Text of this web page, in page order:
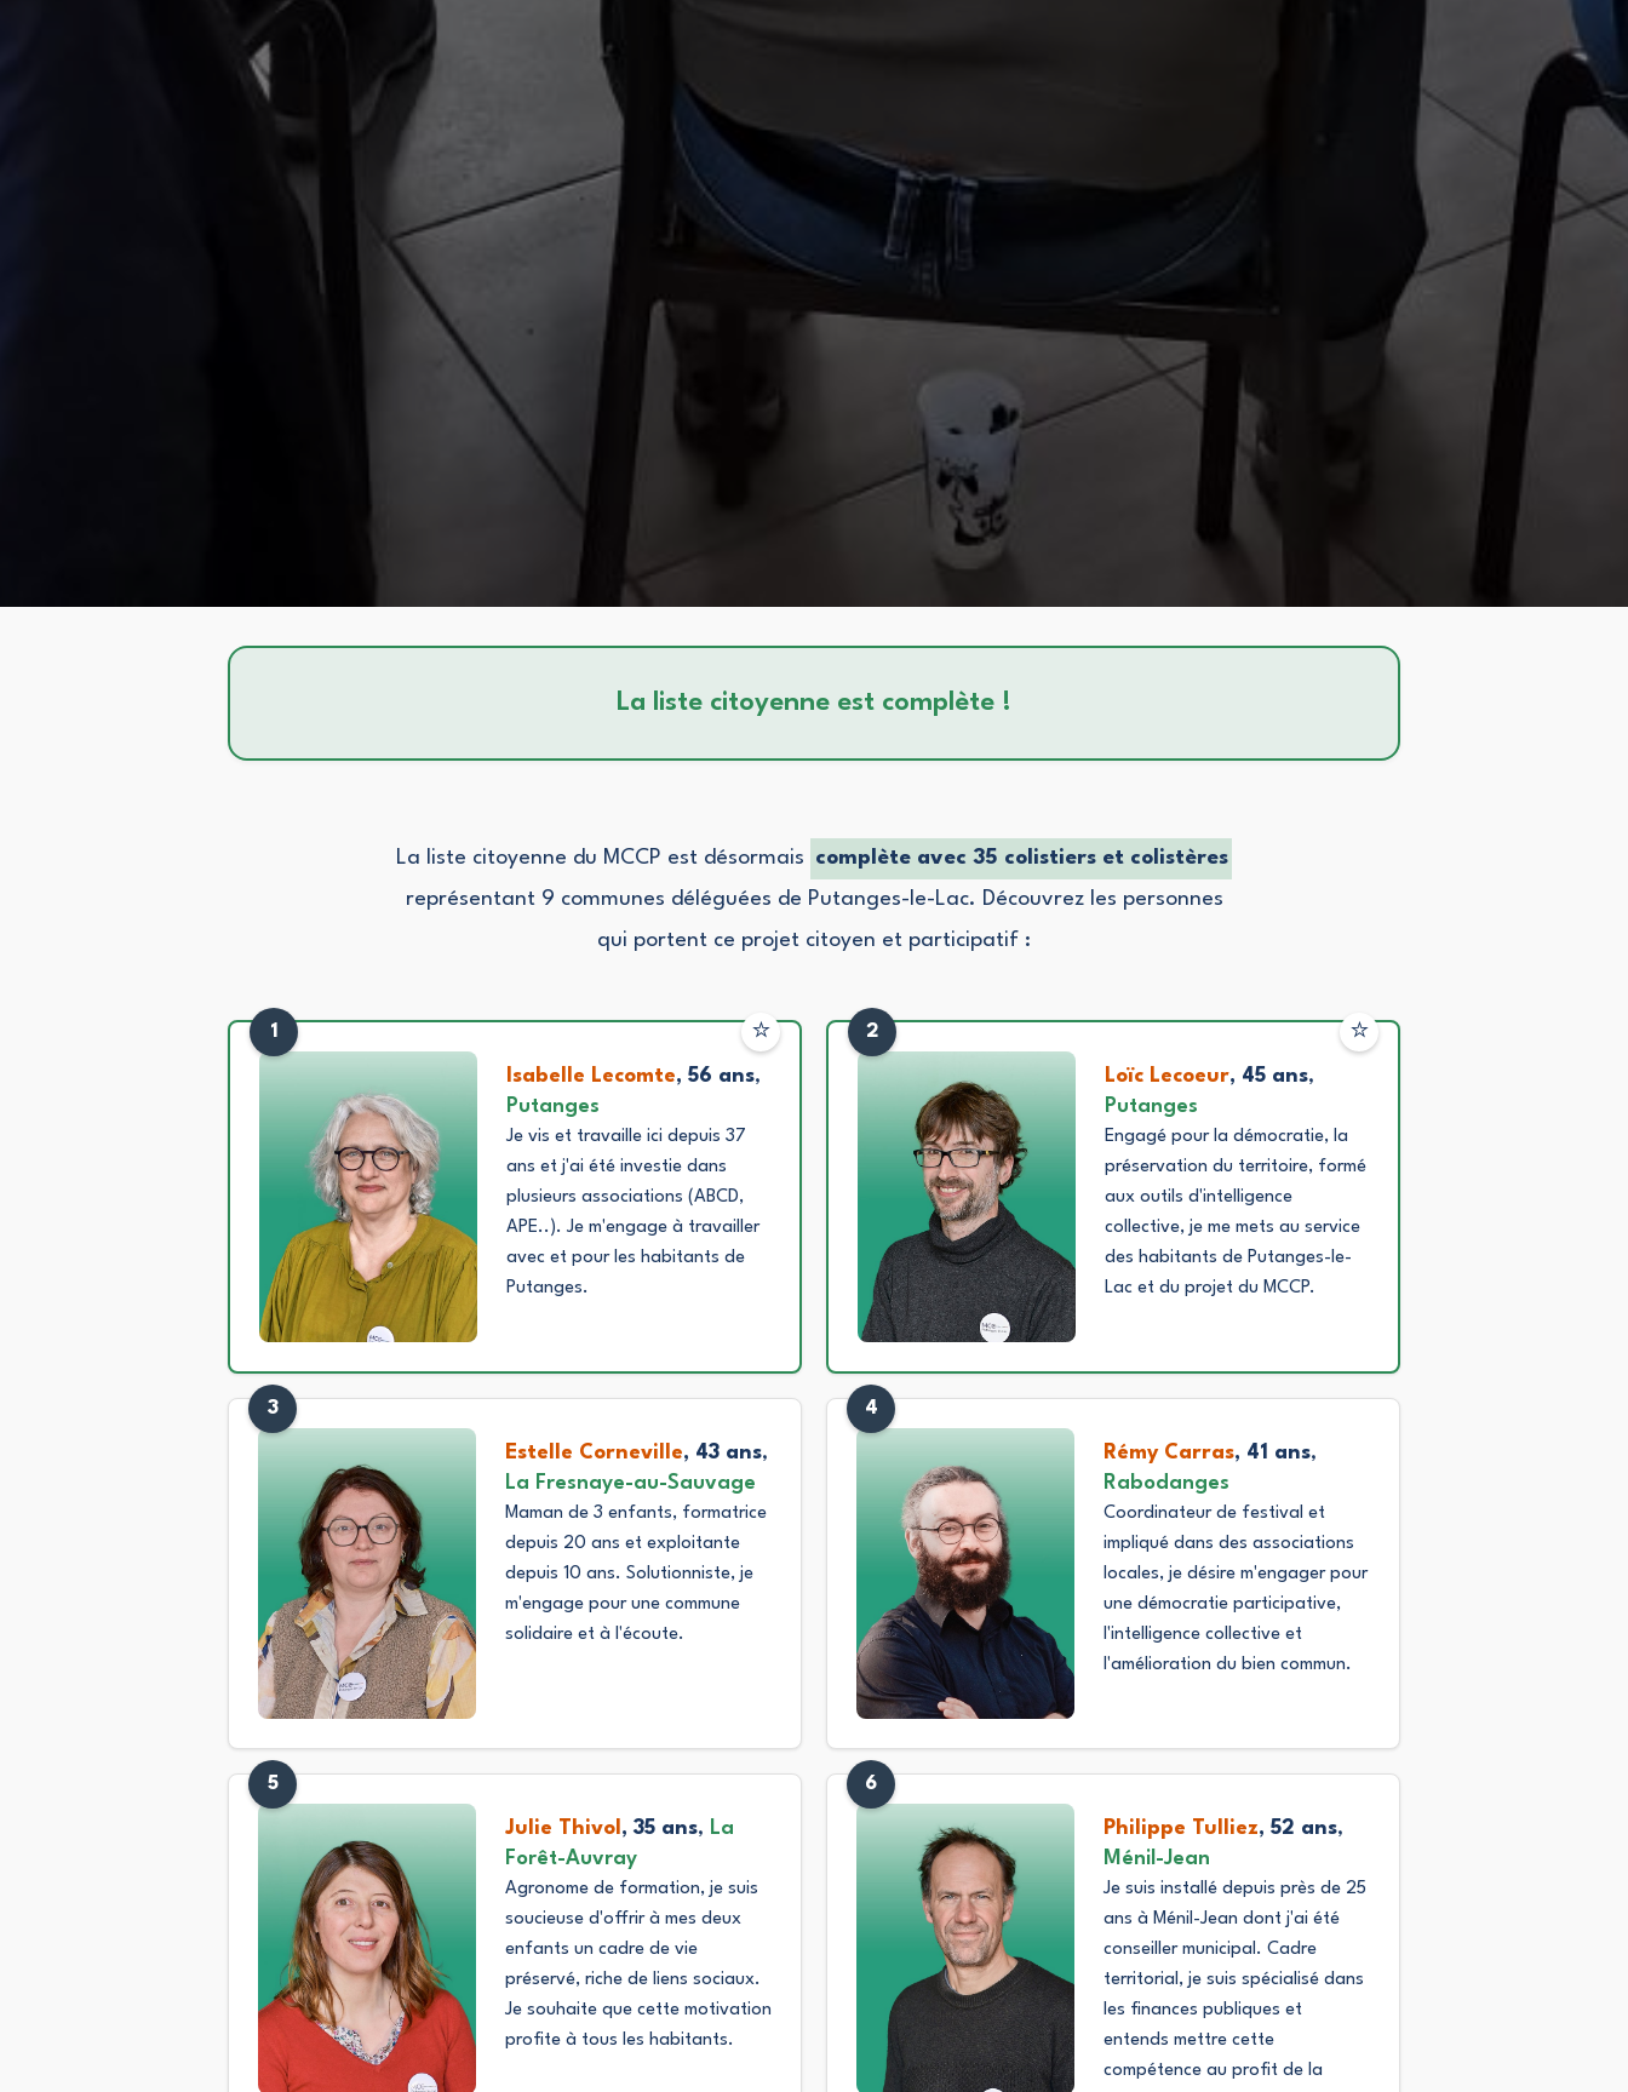
La liste citoyenne est complète !
La liste citoyenne du MCCP est désormais
complète avec 35 colistiers et colistères
représentant 9 communes déléguées de Putanges-le-Lac. Découvrez les personnes
qui portent ce projet citoyen et participatif :
1 ⭐
Isabelle Lecomte, 56 ans,
Putanges
Je vis et travaille ici depuis 37
ans et j'ai été investie dans
plusieurs associations (ABCD,
APE..). Je m'engage à travailler
avec et pour les habitants de
Putanges.
2 ⭐
Loïc Lecoeur, 45 ans,
Putanges
Engagé pour la démocratie, la
préservation du territoire, formé
aux outils d'intelligence
collective, je me mets au service
des habitants de Putanges-le-
Lac et du projet du MCCP.
3
Estelle Corneville, 43 ans,
La Fresnaye-au-Sauvage
Maman de 3 enfants, formatrice
depuis 20 ans et exploitante
depuis 10 ans. Solutionniste, je
m'engage pour une commune
solidaire et à l'écoute.
4
Rémy Carras, 41 ans,
Rabodanges
Coordinateur de festival et
impliqué dans des associations
locales, je désire m'engager pour
une démocratie participative,
l'intelligence collective et
l'amélioration du bien commun.
5
Julie Thivol , 35 ans, La
Forêt-Auvray
Agronome de formation, je suis
soucieuse d'offrir à mes deux
enfants un cadre de vie
préservé, riche de liens sociaux.
Je souhaite que cette motivation
profite à tous les habitants.
6
Philippe Tulliez, 52 ans,
Ménil-Jean
Je suis installé depuis près de 25
ans à Ménil-Jean dont j'ai été
conseiller municipal. Cadre
territorial, je suis spécialisé dans
les finances publiques et
entends mettre cette
compétence au profit de la